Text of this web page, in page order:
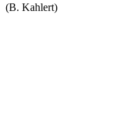
(B. Kahlert)